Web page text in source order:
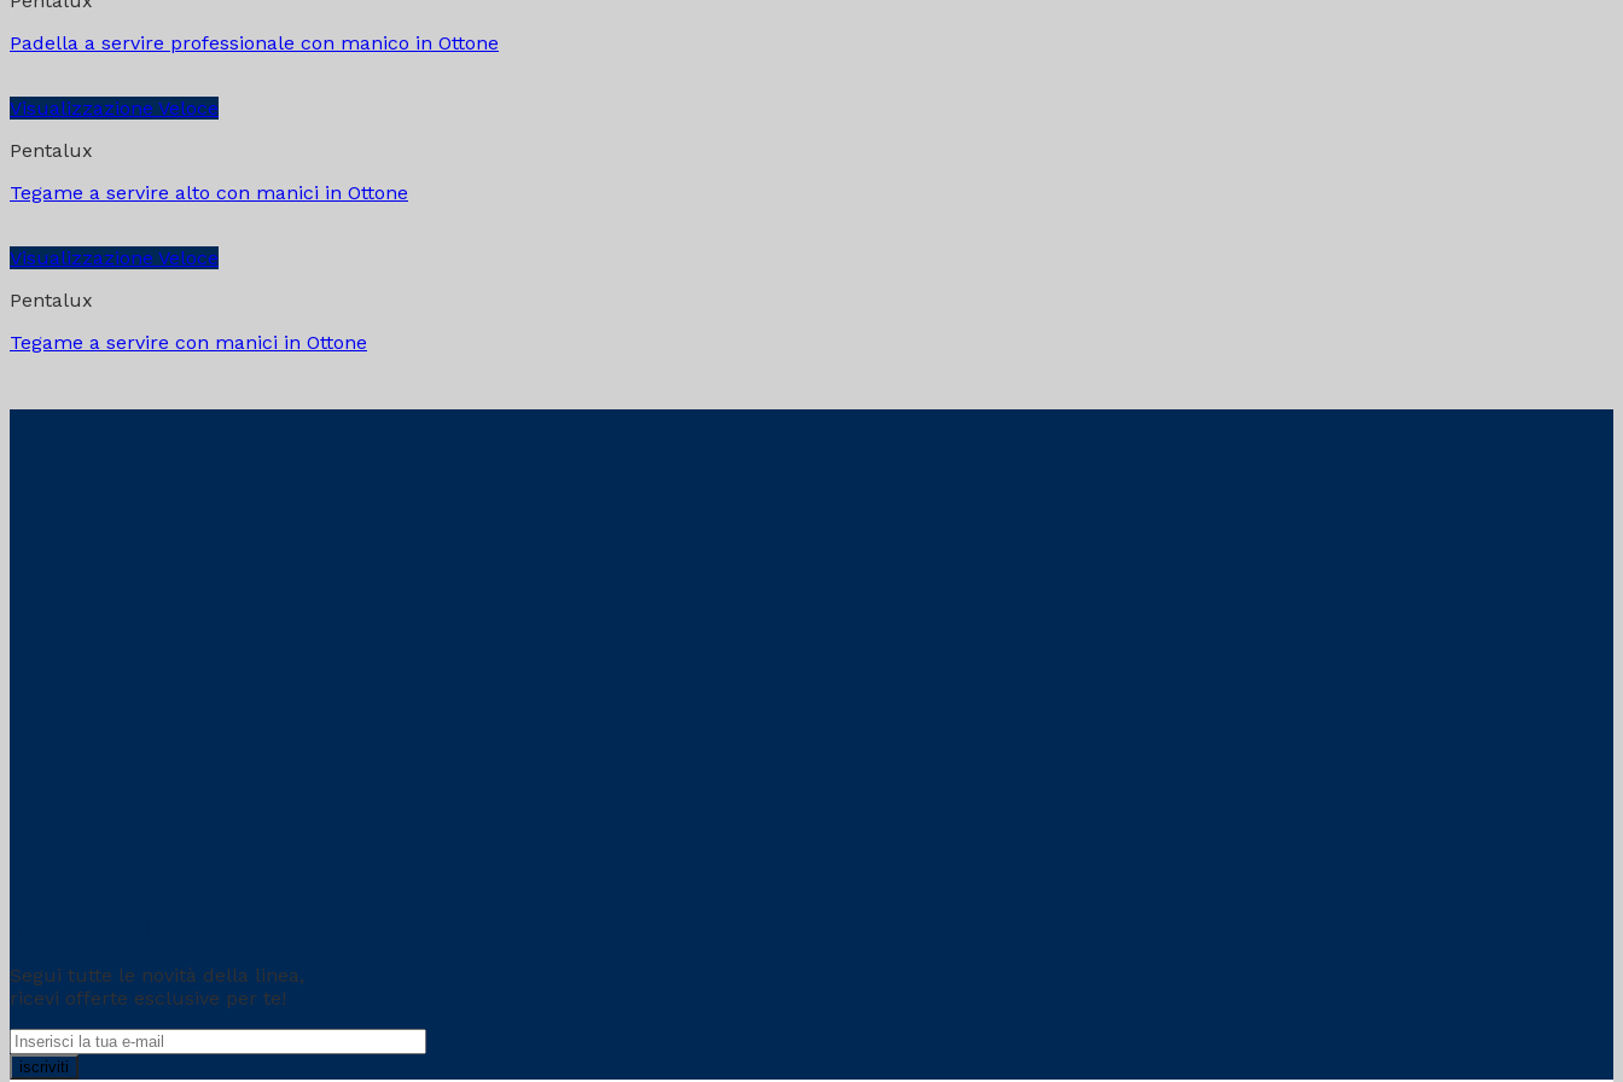
Padella a servire professionale con manico in Ottone
Visualizzazione Veloce
Pentalux
Tegame a servire alto con manici in Ottone
Visualizzazione Veloce
Pentalux
Tegame a servire con manici in Ottone
Segui tutte le novità della linea,
ricevi offerte esclusive per te!